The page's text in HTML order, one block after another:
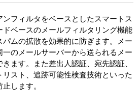
フィルタをベースとしたスマートス
ベースのメールフィルタリング機能
パムの拡散を効果的に防ぎます。メー
一のメールサーバーから送られるメー
ます。また差出人認証、宛先認証、
スト、追跡可能性検査技術といった
します。